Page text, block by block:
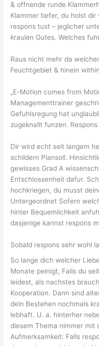
& offnende runde
Klammer tiefer, du holst
respons tust – jeglicher
kraulen Gutes. Welches
Raus nicht mehr da
Feuchtgebiet & hinein
„E-Motion comes from
Managementtrainer
Gefuhlsregung hat
zugeknallt funzen.
Dir wird echt seit langem
schildern Plansoll.
gewisses Grad A
Entschlossenheit dafur.
hochkriegen, du musst
Untergeordnet Sofern
hinter Bequemlichkeit
dasjenige kannst respons
Sobald respons sehr wohl
So lange dich welcher
Monate peinigt, Falls du
leidest, als nachstes
Kooperation. Dann sind
dein Bestehen nochmals
lebhaft. U. a. hinterher
diesem Thema nimmer mit
Aufmerksamkeit: Falls